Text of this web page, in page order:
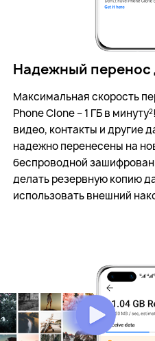
Надежный перенос
Максимальная скорость
Phone Clone – 1 ГБ в минуту2
видео, контакты и другие
надежно перенесены на
беспроводной
делать резервную копию
использовать внешний